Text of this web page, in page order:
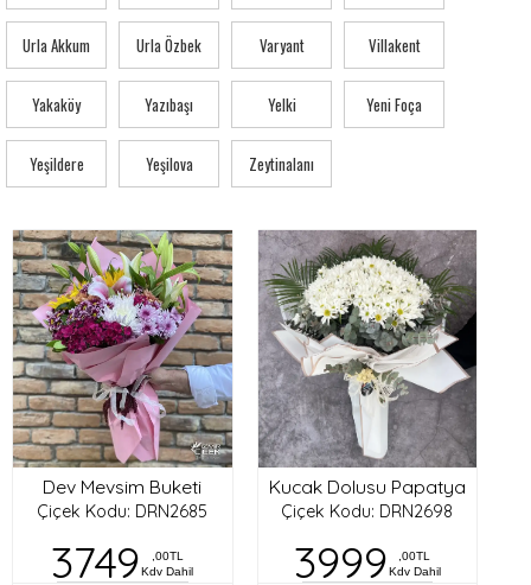
Urla Akkum Urla Özbek Varyant Villakent
Yakaköy Yazıbaşı Yelki Yeni Foça
Yeşildere Yeşilova Zeytinalanı
Dev Mevsim Buketi
Çiçek Kodu: DRN2685
3749
,00TL
Kdv Dahil
Kucak Dolusu Papatya
Çiçek Kodu: DRN2698
3999
,00TL
Kdv Dahil